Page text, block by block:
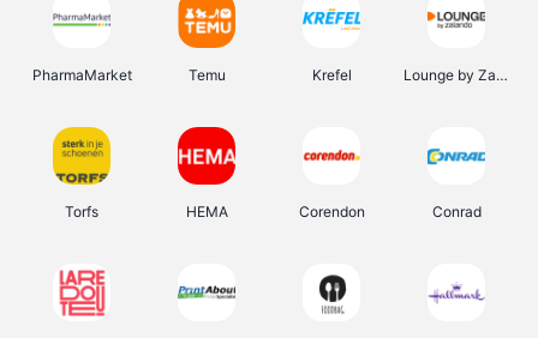
PharmaMarket Temu Krefel Lounge by Zalando
Torfs HEMA Corendon Conrad